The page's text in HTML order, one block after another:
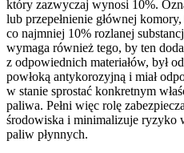
który zazwyczaj wynosi 10%.
lub przepełnienie głównej
co najmniej 10% rozlanej
wymaga również tego, by ten
z odpowiednich materiałów, był
powłoką antykorozyjną i miał
w stanie sprostać konkretnym
paliwa. Pełni więc rolę
środowiska i minimalizuje ryzyko
paliw płynnych.